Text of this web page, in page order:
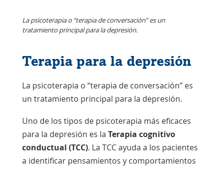
La psicoterapia o “terapia de conversación” es un
tratamiento principal para la depresión.
Terapia para la depresión
La psicoterapia o “terapia de conversación” es
un tratamiento principal para la depresión.
Uno de los tipos de psicoterapia más eficaces
para la depresión es la Terapia cognitivo
conductual (TCC). La TCC ayuda a los pacientes
a identificar pensamientos y comportamientos